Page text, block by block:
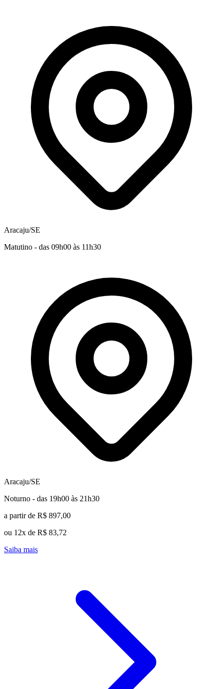
Aracaju/SE
Matutino - das 09h00 às 11h30
Aracaju/SE
Noturno - das 19h00 às 21h30
a partir de R$ 897,00
ou 12x de R$ 83,72
Saiba mais